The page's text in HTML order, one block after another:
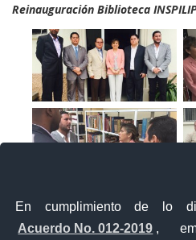
En cumplimiento de lo
Acuerdo No. 012-2019 ,
Reinauguración Biblioteca